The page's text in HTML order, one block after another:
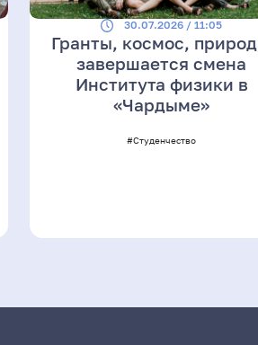
30.07.2026 / 11:05
Гранты, космос,
завершается смена
Института физики в
«Чардыме»
#Студенчество